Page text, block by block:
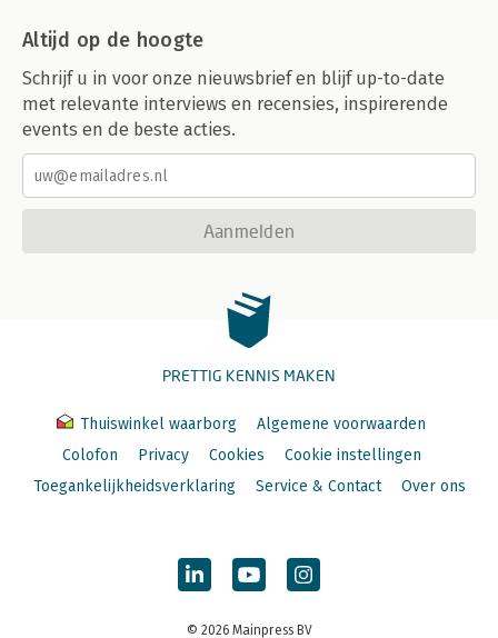
Altijd op de hoogte
Schrijf u in voor onze nieuwsbrief en blijf up-to-date
met relevante interviews en recensies, inspirerende
events en de beste acties.
Aanmelden
PRETTIG KENNIS MAKEN
Thuiswinkel waarborg
Algemene voorwaarden
Colofon
Privacy Cookies
Cookie instellingen
Toegankelijkheidsverklaring
Service & Contact Over ons
© 2026 Mainpress BV